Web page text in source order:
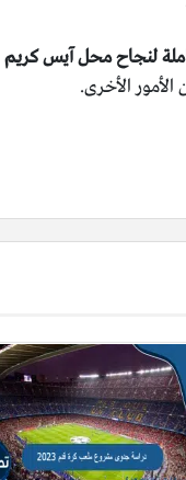
لنجاح محل آيس كريم
الأخرى.